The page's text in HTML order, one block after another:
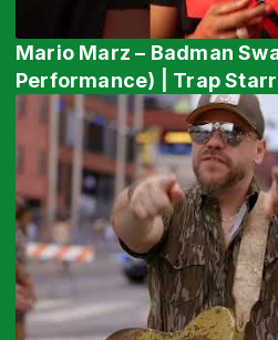
Mario Marz – Badman
Performance) | Trap Starr